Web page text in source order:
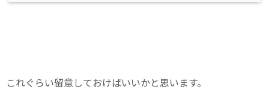
これぐらい留意しておけばいいかと思います。